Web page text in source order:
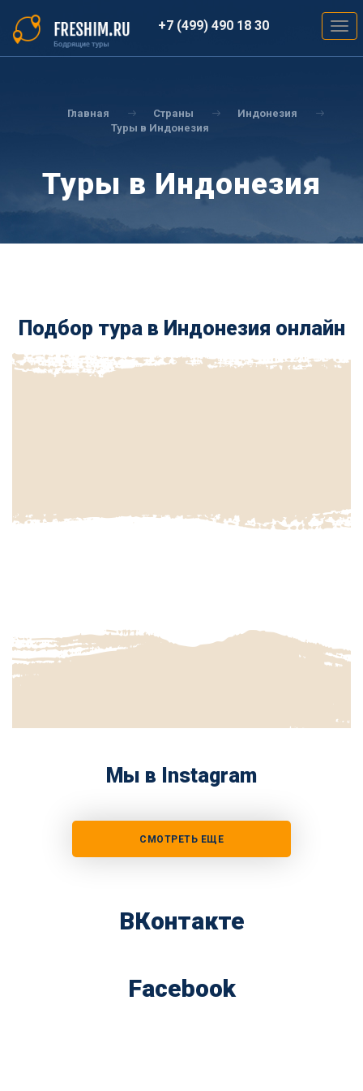
основному
содержанию
+7 (499) 490 18 30
Главная Страны
Индонезия
Туры в Индонезия
Туры в Индонезия
Подбор тура в Индонезия онлайн
Мы в Instagram
СМОТРЕТЬ ЕЩЕ
ВКонтакте
Facebook